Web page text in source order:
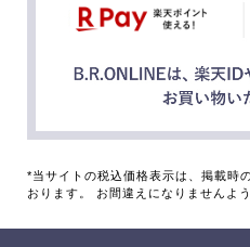
*当サイトの税込価格表示は、掲載時
おります。 お間違えになりませんよ